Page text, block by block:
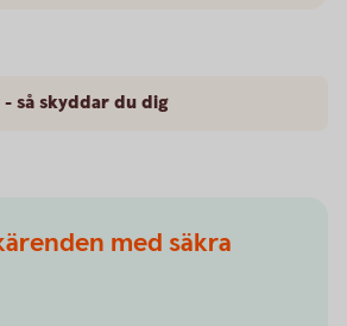
så skyddar du dig
med säkra